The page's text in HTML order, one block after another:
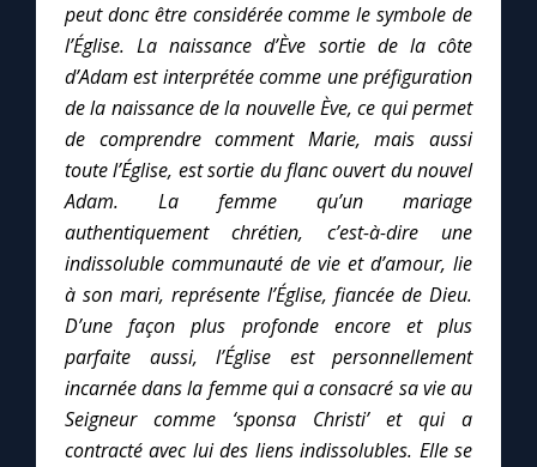
peut donc être considérée comme le symbole de
l’Église. La naissance d’Ève sortie de la côte
d’Adam est interprétée comme une préfiguration
de la naissance de la nouvelle Ève, ce qui permet
de comprendre comment Marie, mais aussi
toute l’Église, est sortie du flanc ouvert du nouvel
Adam. La femme qu’un mariage
authentiquement chrétien, c’est-à-dire une
indissoluble communauté de vie et d’amour, lie
à son mari, représente l’Église, fiancée de Dieu.
D’une façon plus profonde encore et plus
parfaite aussi, l’Église est personnellement
incarnée dans la femme qui a consacré sa vie au
Seigneur comme ‘sponsa Christi’ et qui a
contracté avec lui des liens indissolubles. Elle se